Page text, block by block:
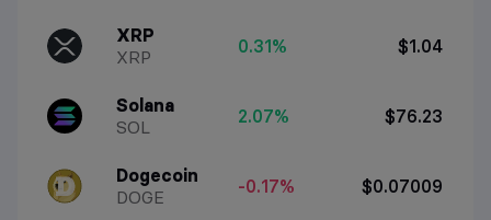
XRP
XRP
0.31% $1.04
Solana
SOL
2.07% $76.23
Dogecoin
DOGE
-0.17% $0.07009